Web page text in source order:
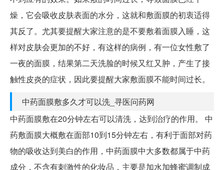
燥，它会吸收皮肤表面的水分，这就和敷面膜的初衷适得
其反了。尤其要提醒大家注意的是不要敷着面膜入睡，这
样对皮肤会更加的不好，有这样的病例，有一位女性敷了
一夜的面膜，结果第二天洗脸的时候又红又肿，产生了接
触性皮炎的症状，因此要提醒大家敷面膜不能时间过长。
中药面膜敷多久才可以洗_寻医问药网
中药面膜敷在20分钟左右可以清洗，达到治疗的作用。 中
药敷面膜大概敷在面部10到15分钟左右，有利于面部对药
物的吸收达到美白的作用，中药面膜中大多数都属于中药
成分，不含有刺激性的化妆品，主要是加水加蜂蜜调制成